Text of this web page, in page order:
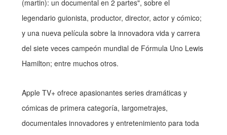
(martin): un documental en 2 partes", sobre el
legendario guionista, productor, director, actor y cómico;
y una nueva película sobre la innovadora vida y carrera
del siete veces campeón mundial de Fórmula Uno Lewis
Hamilton; entre muchos otros.
Apple TV+ ofrece apasionantes series dramáticas y
cómicas de primera categoría, largometrajes,
documentales innovadores y entretenimiento para toda